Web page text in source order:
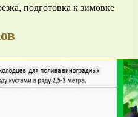
подготовка к зимовке